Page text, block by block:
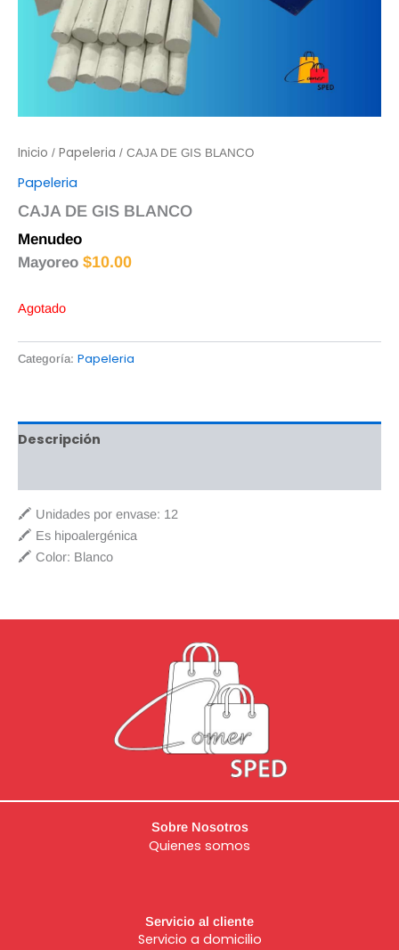
Inicio / Papeleria / CAJA DE GIS BLANCO
Papeleria
CAJA DE GIS BLANCO
Menudeo
Mayoreo $10.00
Agotado
Categoría: Papeleria
Descripción
🖍️ Unidades por envase: 12
🖍️ Es hipoalergénica
🖍️ Color: Blanco
Sobre Nosotros
Quienes somos
Servicio al cliente
Servicio a domicilio